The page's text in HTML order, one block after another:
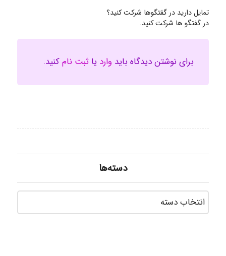
تمایل دارید در گفتگوها شرکت کنید؟
در گفتگو ها شرکت کنید.
برای نوشتن دیدگاه باید وارد یا ثبت نامکنید.
دسته‌ها